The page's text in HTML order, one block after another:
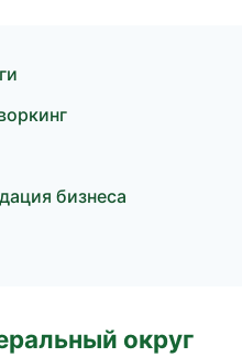
бизнеса
округ